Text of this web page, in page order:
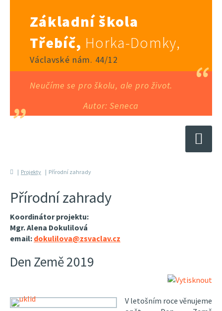
Základní škola
Třebíč, Horka-Domky,
Václavské nám. 44/12
Neučíme se pro školu, ale pro život.
Autor: Seneca
Projekty Přírodní zahrady
Přírodní zahrady
Koordinátor projektu:
Mgr. Alena Dokulilová
email: dokulilova@zsvaclav.cz
Den Země 2019
V letošním roce věnujeme